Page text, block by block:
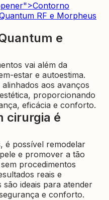
RF e Morpheus
e
vai além da
estar e autoestima.
aos avanços
proporcionando
eficácia e conforto.
cirurgia é
é possível remodelar
e promover a tão
procedimentos
reais e
ideais para atender
e conforto.